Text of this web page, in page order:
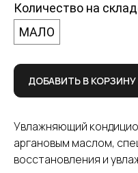
Количество на
МАЛО
ДОБАВИТЬ В КОРЗИНУ
Увлажняющий
аргановым маслом,
восстановления и